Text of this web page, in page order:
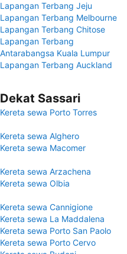
Lapangan Terbang Jeju
Lapangan Terbang Melbourne
Lapangan Terbang Chitose
Lapangan Terbang
Antarabangsa Kuala Lumpur
Lapangan Terbang Auckland
Dekat Sassari
Kereta sewa Porto Torres
Kereta sewa Alghero
Kereta sewa Macomer
Kereta sewa Arzachena
Kereta sewa Olbia
Kereta sewa Cannigione
Kereta sewa La Maddalena
Kereta sewa Porto San Paolo
Kereta sewa Porto Cervo